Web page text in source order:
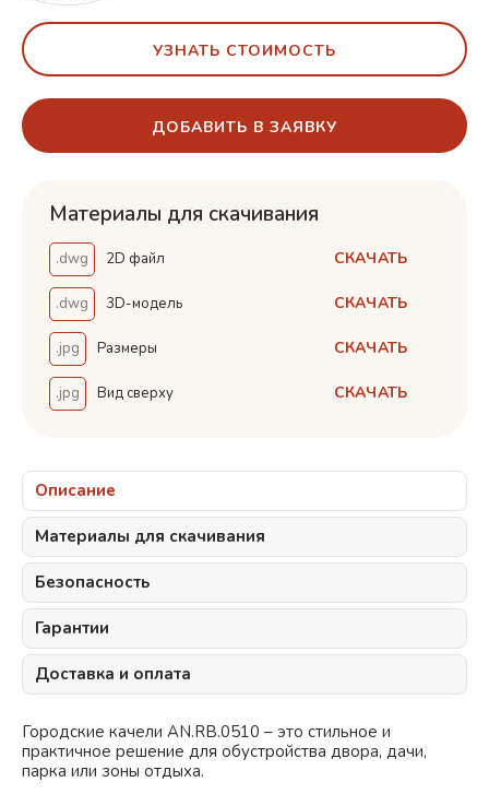
УЗНАТЬ СТОИМОСТЬ
ДОБАВИТЬ В ЗАЯВКУ
Материалы для скачивания
.dwg 2D файл СКАЧАТЬ
.dwg 3D-модель СКАЧАТЬ
.jpg Размеры СКАЧАТЬ
.jpg Вид сверху СКАЧАТЬ
Описание
Материалы для скачивания
Безопасность
Гарантии
Доставка и оплата
Городские качели AN.RB.0510 – это стильное и
практичное решение для обустройства двора, дачи,
парка или зоны отдыха.